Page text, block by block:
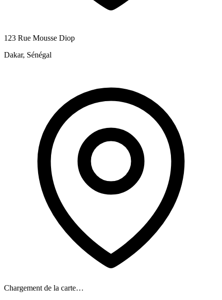
123 Rue Mousse Diop
Dakar, Sénégal
Chargement de la carte…